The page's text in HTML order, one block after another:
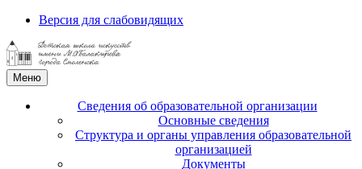
Версия для слабовидящих
Меню
Сведения об образовательной организации
Основные сведения
Структура и органы управления образовательной
организацией
Документы